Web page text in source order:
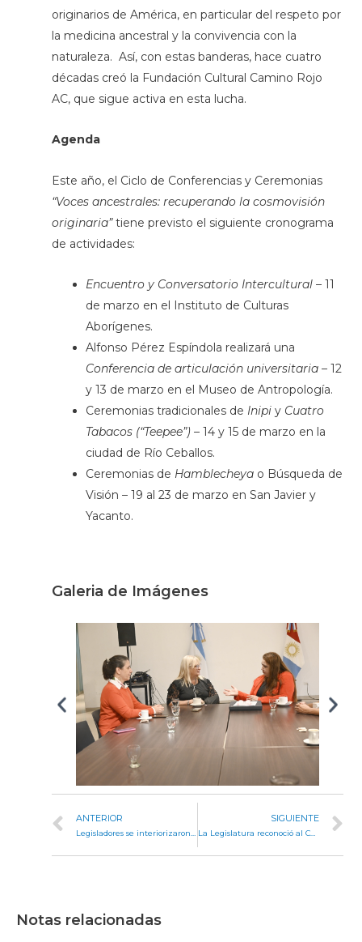
originarios de América, en particular del respeto por
la medicina ancestral y la convivencia con la
naturaleza. Así, con estas banderas, hace cuatro
décadas creó la Fundación Cultural Camino Rojo
AC, que sigue activa en esta lucha.
Agenda
Este año, el Ciclo de Conferencias y Ceremonias
“Voces ancestrales: recuperando la cosmovisión
originaria”tiene previsto el siguiente cronograma
de actividades:
Encuentro y Conversatorio Intercultural – 11
de marzo en el Instituto de Culturas
Aborígenes.
Alfonso Pérez Espíndola realizará una
Conferencia de articulación universitaria – 12
y 13 de marzo en el Museo de Antropología.
Ceremonias tradicionales de Inipi y Cuatro
Tabacos (“Teepee”) – 14 y 15 de marzo en la
ciudad de Río Ceballos.
Ceremonias de Hamblecheya o Búsqueda de
Visión – 19 al 23 de marzo en San Javier y
Yacanto.
Galeria de Imágenes
ANTERIOR
Legisladores se interiorizaron sobre acciones en torno a educación y discapacidad de la Provincia
SIGUIENTE
La Legislatura reconoció al Congreso de Parlamento y Fe en Córdoba
Notas relacionadas